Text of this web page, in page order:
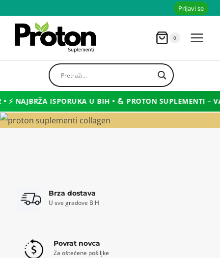
sadržaja
Prijavi se
0
U BIH • 💪 PROTON SUPLEMENTI – VAŠ
Brza dostava
U sve gradove BiH
Povrat novca
Za oštećene pošiljke